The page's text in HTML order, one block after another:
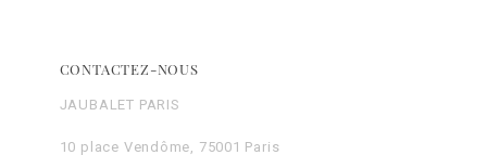
CONTACTEZ-NOUS
JAUBALET PARIS
10 place Vendôme, 75001 Paris